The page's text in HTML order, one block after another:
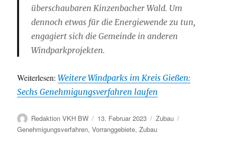
überschaubaren Kinzenbacher Wald. Um
dennoch etwas für die Energiewende zu tun,
engagiert sich die Gemeinde in anderen
Windparkprojekten.
Weiterlesen:Weitere Windparks im Kreis Gießen:
Sechs Genehmigungsverfahren laufen
Autor
Redaktion VKH BW
Veröffentlicht
am
13. Februar 2023 Kategorien
Zubau
Genehmigungsverfahren,Vorranggebiete,Zubau